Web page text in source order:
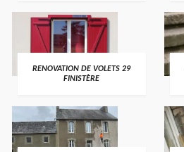
RENOVATION DE VOLETS 29
FINISTÈRE